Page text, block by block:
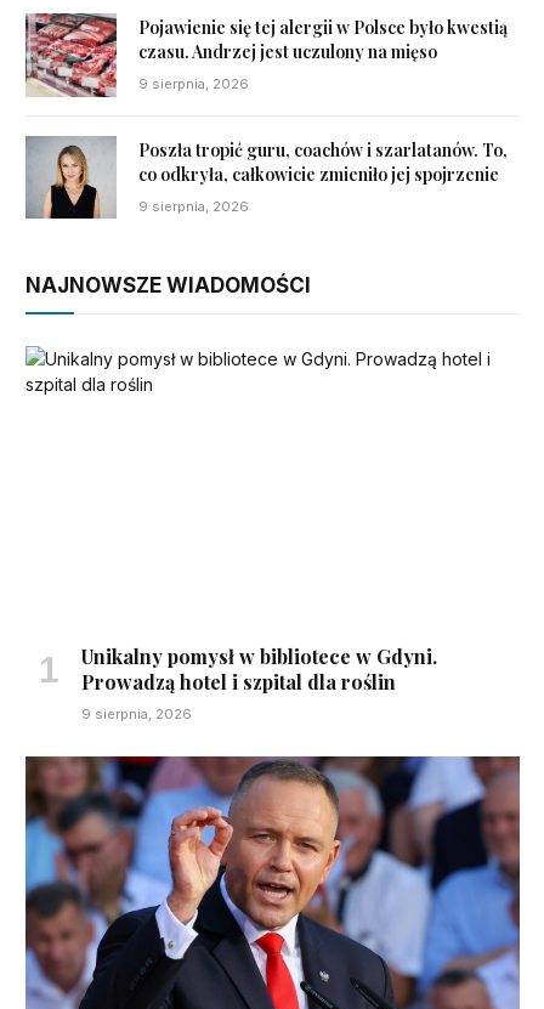
Pojawienie się tej alergii w Polsce było kwestią
czasu. Andrzej jest uczulony na mięso
9 sierpnia, 2026
Poszła tropić guru, coachów i szarlatanów. To,
co odkryła, całkowicie zmieniło jej spojrzenie
9 sierpnia, 2026
NAJNOWSZE WIADOMOŚCI
Unikalny pomysł w bibliotece w Gdyni.
Prowadzą hotel i szpital dla roślin
9 sierpnia, 2026